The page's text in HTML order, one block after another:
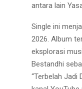
antara lain
Single ini
2026. Album
eksplorasi
Bestandhi
“Terbelah